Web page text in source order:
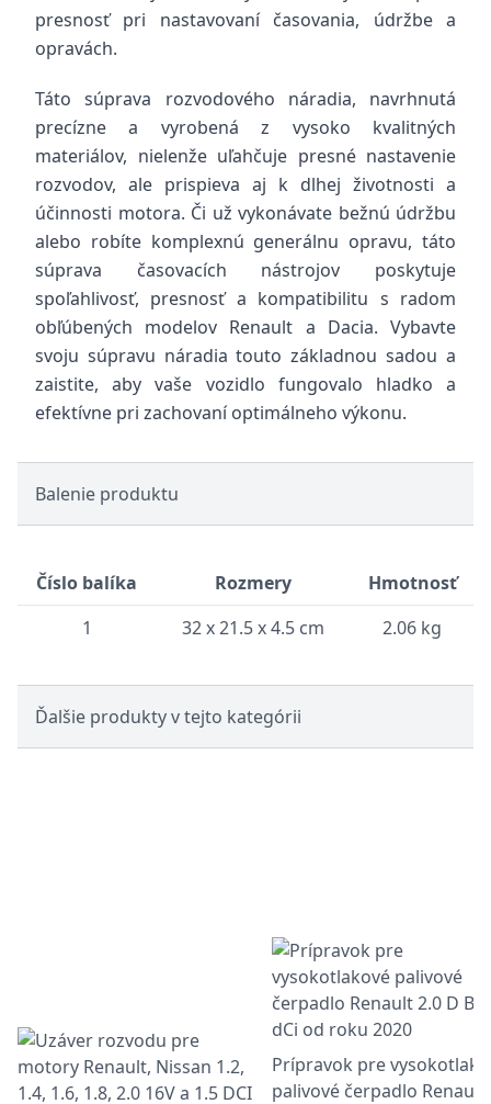
presnosť pri nastavovaní časovania, údržbe a
opravách.
Táto súprava rozvodového náradia, navrhnutá
precízne a vyrobená z vysoko kvalitných
materiálov, nielenže uľahčuje presné nastavenie
rozvodov, ale prispieva aj k dlhej životnosti a
účinnosti motora. Či už vykonávate bežnú údržbu
alebo robíte komplexnú generálnu opravu, táto
súprava časovacích nástrojov poskytuje
spoľahlivosť, presnosť a kompatibilitu s radom
obľúbených modelov Renault a Dacia. Vybavte
svoju súpravu náradia touto základnou sadou a
zaistite, aby vaše vozidlo fungovalo hladko a
efektívne pri zachovaní optimálneho výkonu.
Balenie produktu
Číslo balíka Rozmery
Hmotnosť
1
32 x 21.5 x 4.5 cm 2.06 kg
Ďalšie produkty v tejto kategórii
Prípravok pre
palivové čerpadlo Renault